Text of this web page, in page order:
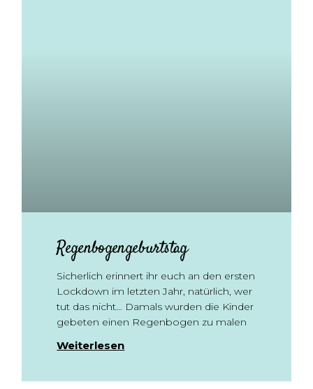
Regenbogengeburtstag
Sicherlich erinnert ihr euch an den ersten
Lockdown im letzten Jahr, natürlich, wer
tut das nicht… Damals wurden die Kinder
gebeten einen Regenbogen zu malen
Weiterlesen